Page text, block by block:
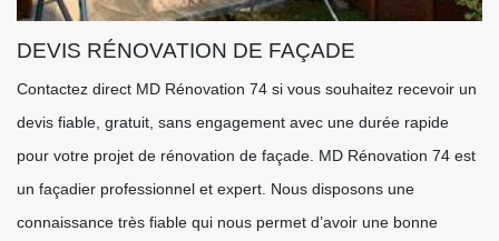
DEVIS RÉNOVATION DE FAÇADE
Contactez direct MD Rénovation 74 si vous souhaitez recevoir un
devis fiable, gratuit, sans engagement avec une durée rapide
pour votre projet de rénovation de façade. MD Rénovation 74 est
un façadier professionnel et expert. Nous disposons une
connaissance très fiable qui nous permet d’avoir une bonne